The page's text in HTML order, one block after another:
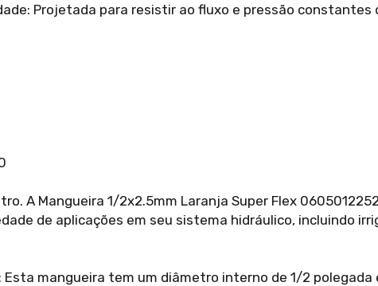
Projetada para resistir ao fluxo e pressão constantes
A Mangueira 1/2x2.5mm Laranja Super Flex
de aplicações em seu sistema hidráulico, incluindo
Esta mangueira tem um diâmetro interno de 1/2